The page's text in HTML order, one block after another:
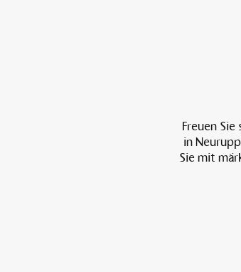
Freuen
in
Sie mit